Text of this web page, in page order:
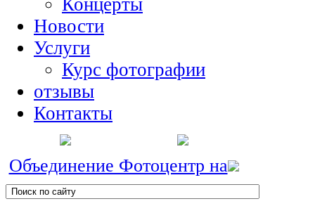
Концерты
Новости
Услуги
Курс фотографии
отзывы
Контакты
Объединение Фотоцентр на